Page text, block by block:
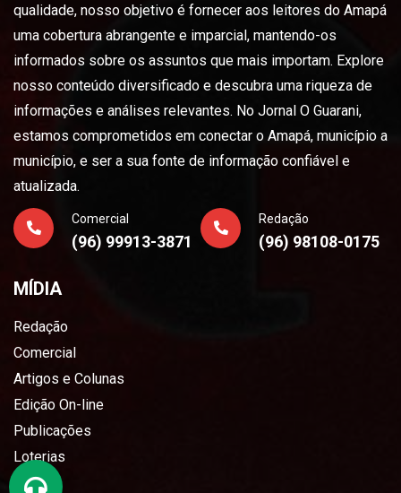
qualidade, nosso objetivo é fornecer aos leitores do Amapá
uma cobertura abrangente e imparcial, mantendo-os
informados sobre os assuntos que mais importam. Explore
nosso conteúdo diversificado e descubra uma riqueza de
informações e análises relevantes. No Jornal O Guarani,
estamos comprometidos em conectar o Amapá, município a
município, e ser a sua fonte de informação confiável e
atualizada.
Comercial
(96) 99913-3871
Redação
(96) 98108-0175
MÍDIA
Redação
Comercial
Artigos e Colunas
Edição On-line
Publicações
Loterias